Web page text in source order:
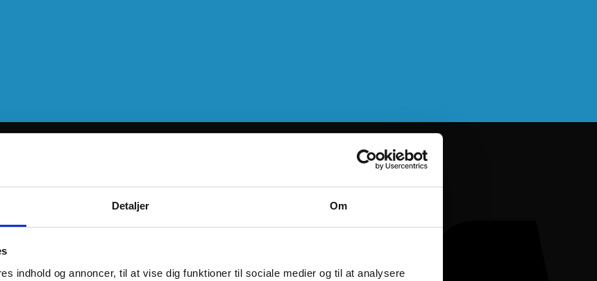
Detaljer Om
indhold og annoncer, til at vise dig funktioner til sociale medier og til at analysere